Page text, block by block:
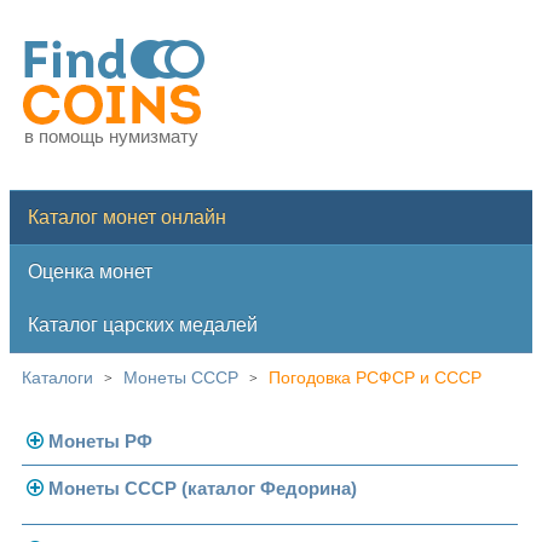
в помощь нумизмату
Каталог монет онлайн
Оценка монет
Каталог царских медалей
Каталоги > Монеты СССР > Погодовка РСФСР и СССР
Монеты РФ
Современная Россия
Монеты СССР (каталог Федорина)